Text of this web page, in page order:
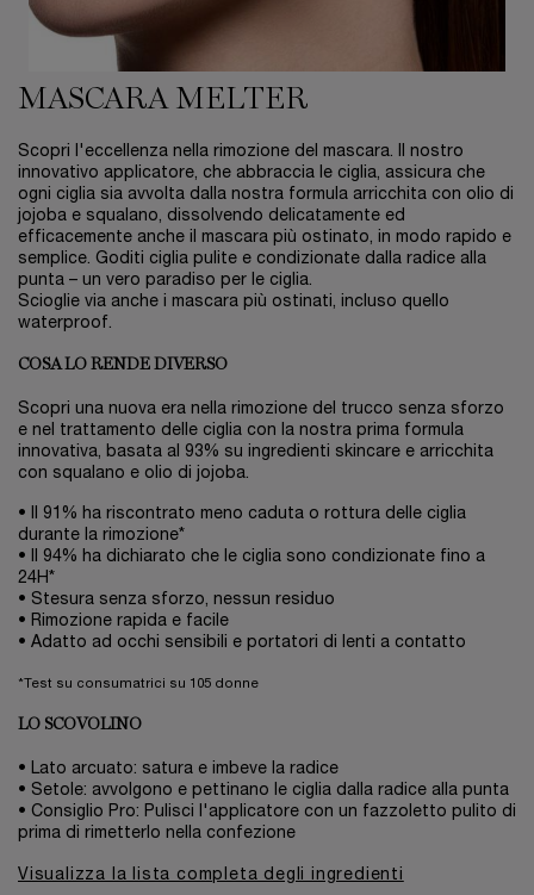
MASCARA MELTER
Scopri l'eccellenza nella rimozione del mascara. Il nostro
innovativo applicatore, che abbraccia le ciglia, assicura che
ogni ciglia sia avvolta dalla nostra formula arricchita con olio di
jojoba e squalano, dissolvendo delicatamente ed
efficacemente anche il mascara più ostinato, in modo rapido e
semplice. Goditi ciglia pulite e condizionate dalla radice alla
punta – un vero paradiso per le ciglia.
Scioglie via anche i mascara più ostinati, incluso quello
waterproof.
COSA LO RENDE DIVERSO
Scopri una nuova era nella rimozione del trucco senza sforzo
e nel trattamento delle ciglia con la nostra prima formula
innovativa, basata al 93% su ingredienti skincare e arricchita
con squalano e olio di jojoba.
• Il 91% ha riscontrato meno caduta o rottura delle ciglia
durante la rimozione*
• Il 94% ha dichiarato che le ciglia sono condizionate fino a
24H*
• Stesura senza sforzo, nessun residuo
• Rimozione rapida e facile
• Adatto ad occhi sensibili e portatori di lenti a contatto
*Test su consumatrici su 105 donne
LO SCOVOLINO
• Lato arcuato: satura e imbeve la radice
• Setole: avvolgono e pettinano le ciglia dalla radice alla punta
• Consiglio Pro: Pulisci l'applicatore con un fazzoletto pulito di
prima di rimetterlo nella confezione
Visualizza la lista completa degli ingredienti